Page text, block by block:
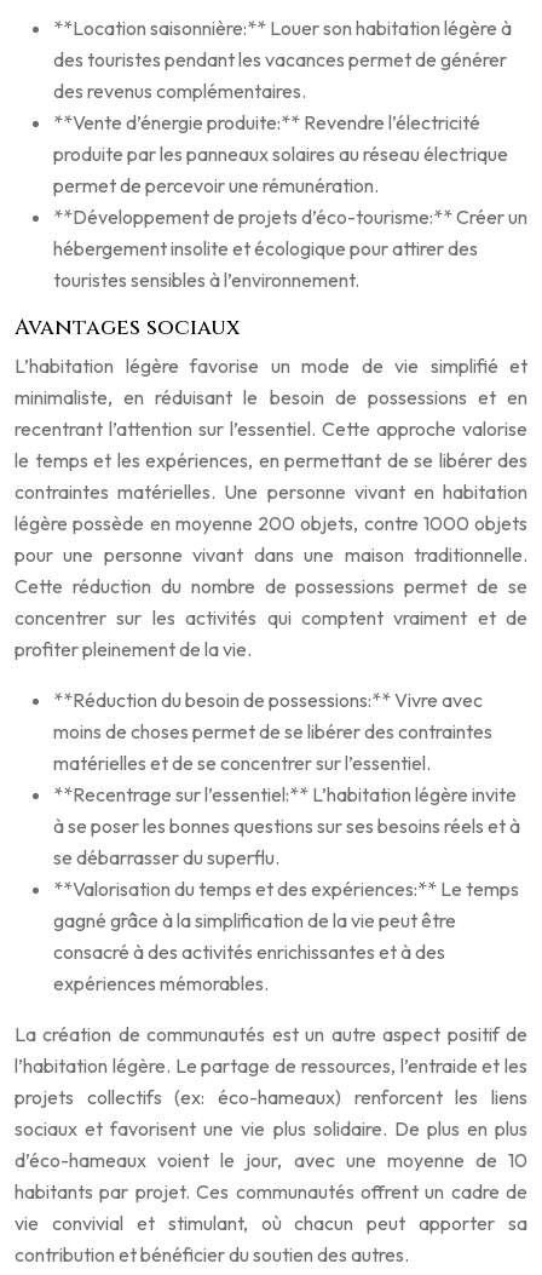
**Location saisonnière:** Louer son habitation légère à
des touristes pendant les vacances permet de générer
des revenus complémentaires.
**Vente d’énergie produite:** Revendre l’électricité
produite par les panneaux solaires au réseau électrique
permet de percevoir une rémunération.
**Développement de projets d’éco-tourisme:** Créer un
hébergement insolite et écologique pour attirer des
touristes sensibles à l’environnement.
Avantages sociaux
L’habitation légère favorise un mode de vie simplifié et
minimaliste, en réduisant le besoin de possessions et en
recentrant l’attention sur l’essentiel. Cette approche valorise
le temps et les expériences, en permettant de se libérer des
contraintes matérielles. Une personne vivant en habitation
légère possède en moyenne 200 objets, contre 1000 objets
pour une personne vivant dans une maison traditionnelle.
Cette réduction du nombre de possessions permet de se
concentrer sur les activités qui comptent vraiment et de
profiter pleinement de la vie.
**Réduction du besoin de possessions:** Vivre avec
moins de choses permet de se libérer des contraintes
matérielles et de se concentrer sur l’essentiel.
**Recentrage sur l’essentiel:** L’habitation légère invite
à se poser les bonnes questions sur ses besoins réels et à
se débarrasser du superflu.
**Valorisation du temps et des expériences:** Le temps
gagné grâce à la simplification de la vie peut être
consacré à des activités enrichissantes et à des
expériences mémorables.
La création de communautés est un autre aspect positif de
l’habitation légère. Le partage de ressources, l’entraide et les
projets collectifs (ex: éco-hameaux) renforcent les liens
sociaux et favorisent une vie plus solidaire. De plus en plus
d’éco-hameaux voient le jour, avec une moyenne de 10
habitants par projet. Ces communautés offrent un cadre de
vie convivial et stimulant, où chacun peut apporter sa
contribution et bénéficier du soutien des autres.